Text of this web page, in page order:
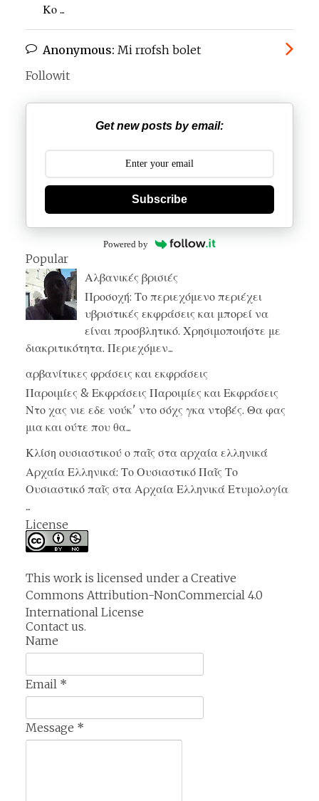
Κο ...
Anonymous: Mi rrofsh bolet
Followit
Get new posts by email:
Subscribe
Powered by
Popular
Αλβανικές βρισιές
Προσοχή: Το περιεχόμενο περιέχει
υβριστικές εκφράσεις και μπορεί να
είναι προσβλητικό. Χρησιμοποιήστε με
διακριτικότητα. Περιεχόμεν...
αρβανίτικες φράσεις και εκφράσεις
Παροιμίες & Εκφράσεις Παροιμίες και Εκφράσεις
Ντο χας νιε εδε νούκ' ντο σόχς γκα ντοβές. Θα φας
μια και ούτε που θα...
Κλίση ουσιαστικού ο παῖς στα αρχαία ελληνικά
Αρχαία Ελληνικά: Το Ουσιαστικό Παῖς Το
Ουσιαστικό παῖς στα Αρχαία Ελληνικά Ετυμολογία
...
License
This work is licensed under a Creative
Commons Attribution-NonCommercial 4.0
International License
Contact us.
Name
Email *
Message *